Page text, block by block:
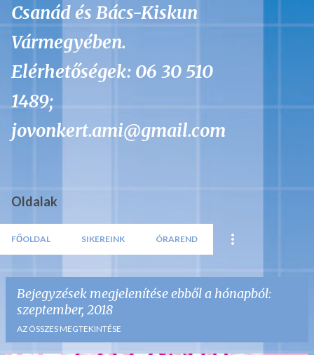
Csanád és Bács-Kiskun
Vármegyében.
Elérhetőségek: 06 30 510
1489;
jovonkert.ami@gmail.com
Oldalak
FŐOLDAL SIKEREINK ÓRAREND
Bejegyzések megjelenítése ebből a hónapból:
szeptember, 2018
AZ ÖSSZES MEGTEKINTÉSE